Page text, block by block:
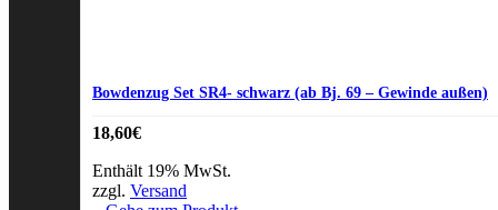
Bowdenzug Set SR4- schwarz (ab Bj. 69 – Gewinde außen)
18,60€
Enthält 19% MwSt.
zzgl. Versand